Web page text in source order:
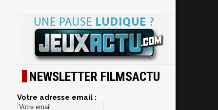
NEWSLETTER FILMSACTU
Votre adresse email :